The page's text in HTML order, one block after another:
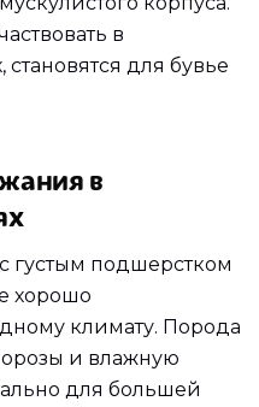
в
для бувье
в
густым подшерстком
хорошо
климату. Порода
и влажную
для большей